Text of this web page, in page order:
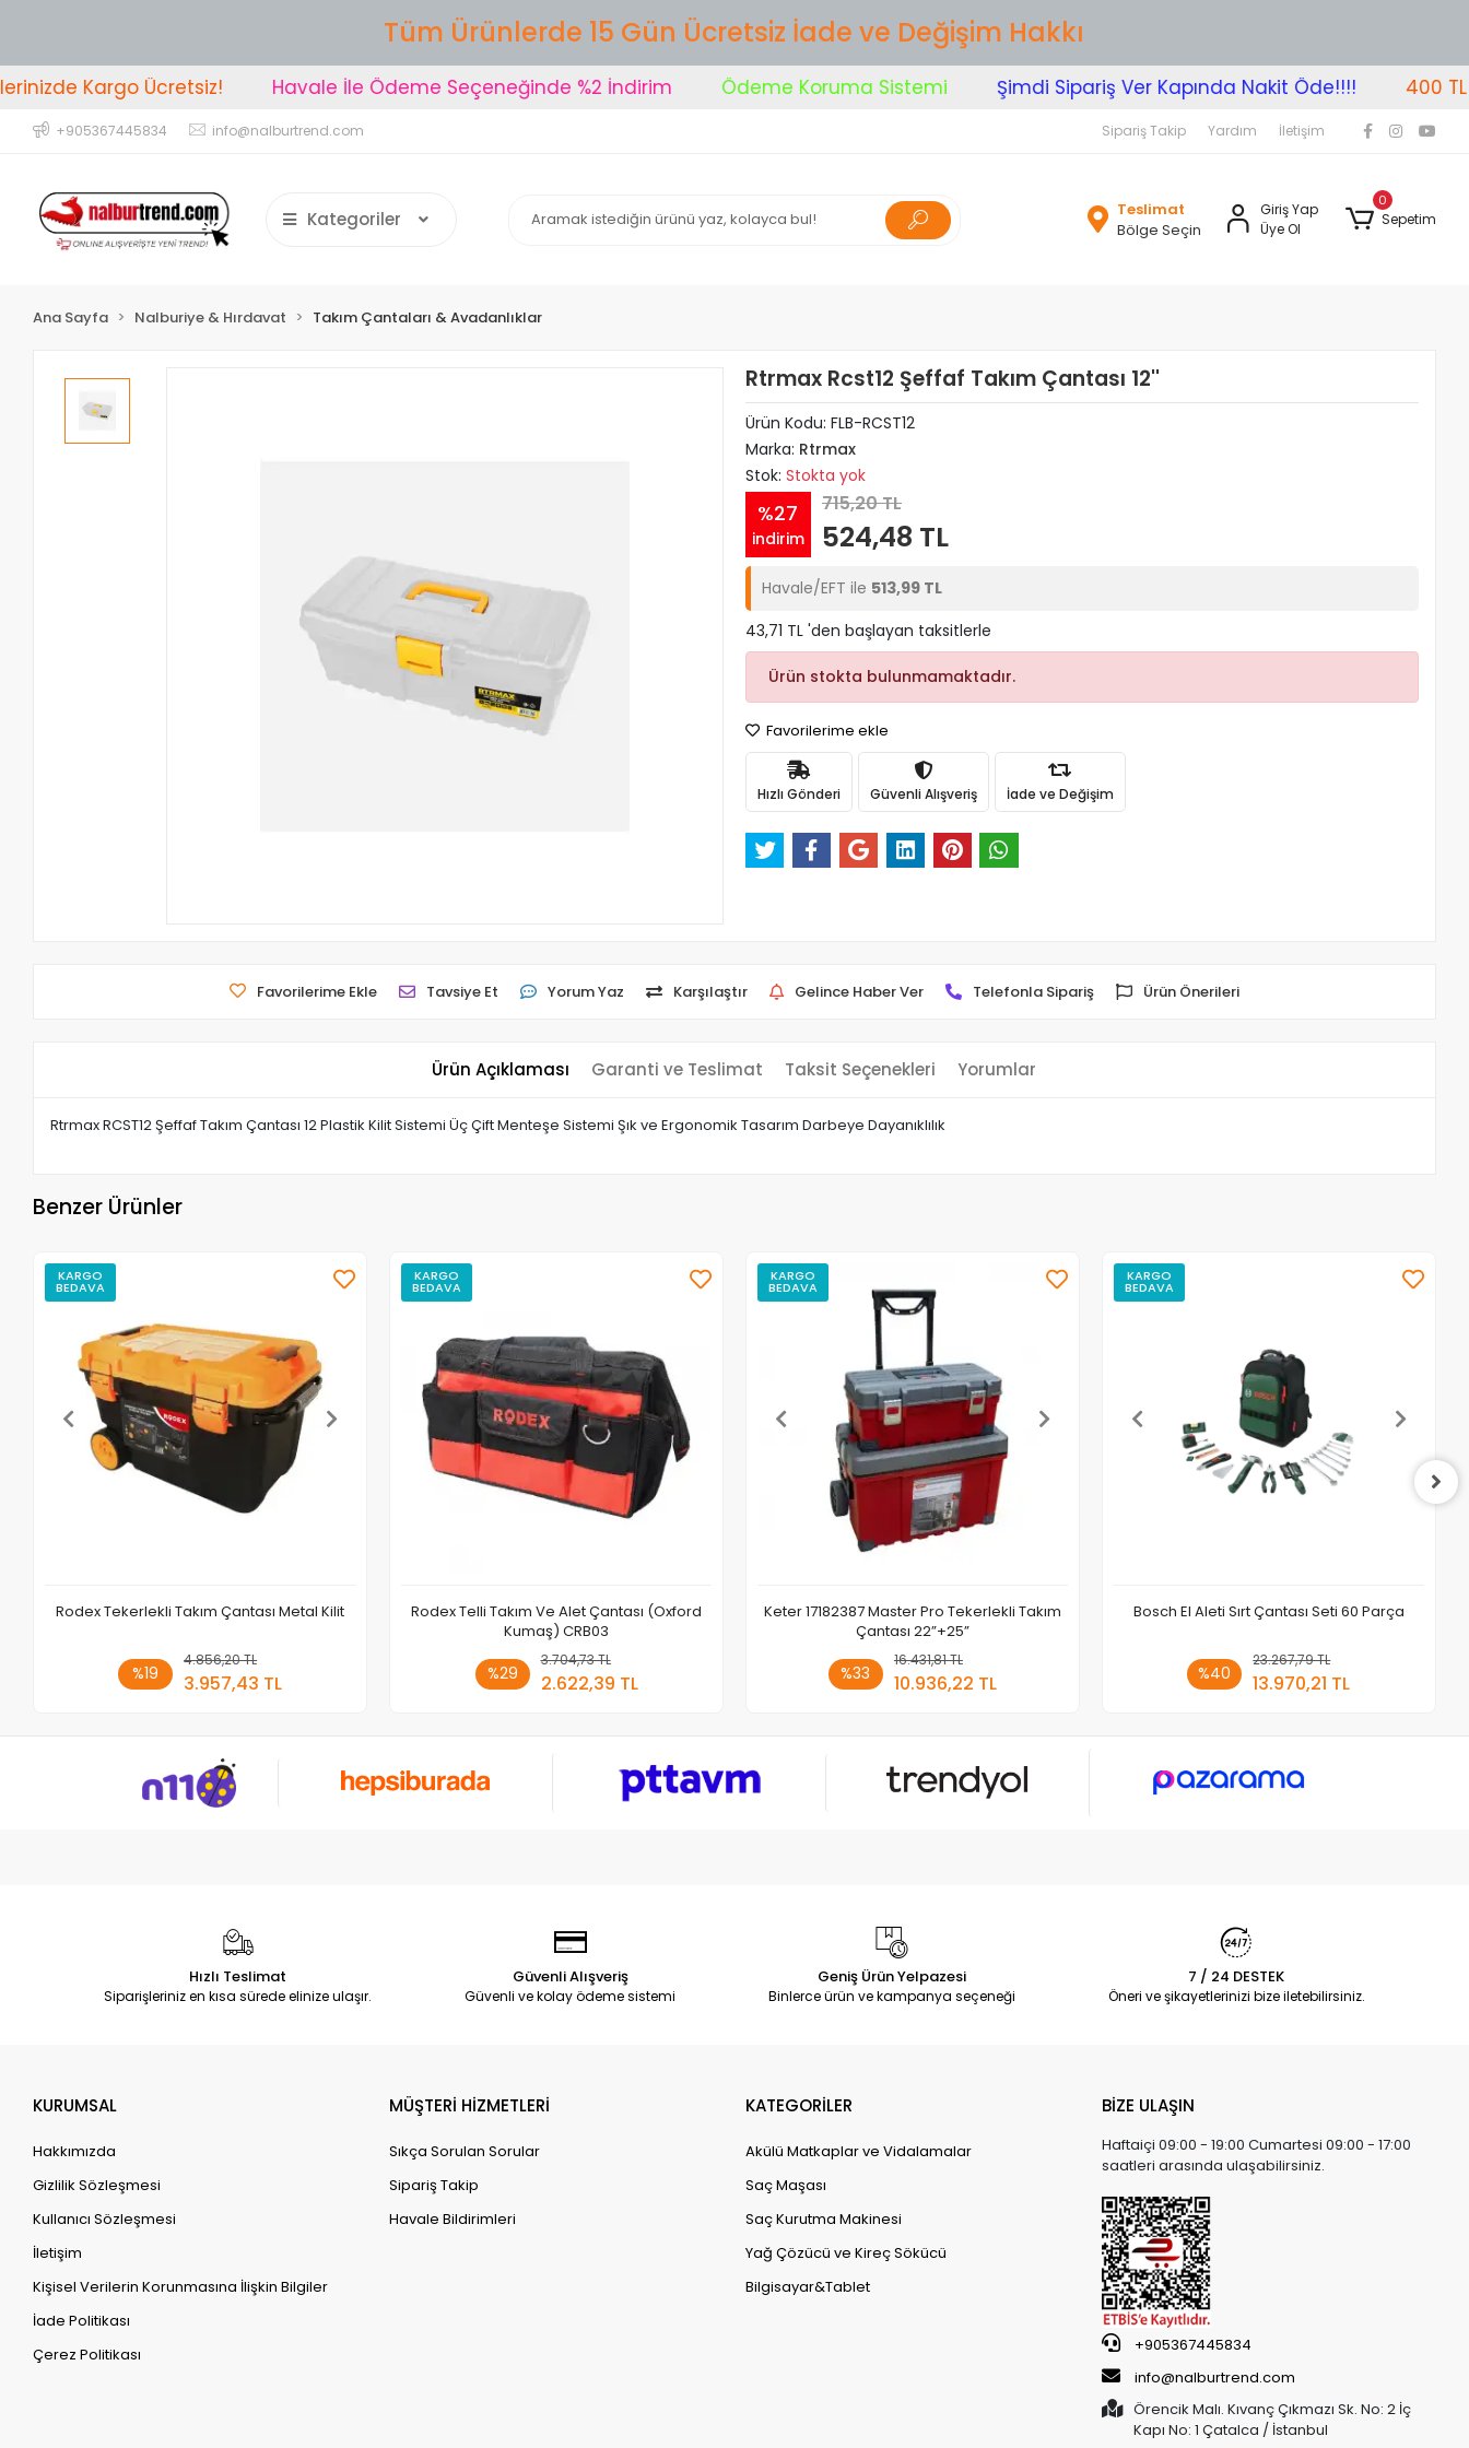
Tüm Ürünlerde 15 Gün Ücretsiz İade ve Değişim Hakkı
Kargo Ücretsiz! Havale İle Ödeme Seçeneğinde %2 İndirim Ödeme Koruma Sistemi Şimdi Sipariş Ver Kapında Nakit Öde!!!! 400 TL
+905367445834 info@nalburtrend.com Sipariş Takip Yardım İletişim
Kategoriler
Teslimat
Bölge Seçin
Giriş Yap
Üye Ol
0
Sepetim
Ana Sayfa Nalburiye & Hırdavat Takım Çantaları & Avadanlıklar
Rtrmax Rcst12 Şeffaf Takım Çantası 12''
Ürün Kodu: FLB-RCST12
Marka: Rtrmax
Stok: Stokta yok
%27
indirim
715,20 TL
524,48 TL
Havale/EFT ile 513,99 TL
43,71 TL 'den başlayan taksitlerle
Ürün stokta bulunmamaktadır.
Favorilerime ekle
Hızlı Gönderi Güvenli Alışveriş İade ve Değişim
Favorilerime Ekle Tavsiye Et Yorum Yaz Karşılaştır Gelince Haber Ver Telefonla Sipariş Ürün Önerileri
Ürün Açıklaması Garanti ve Teslimat Taksit Seçenekleri Yorumlar
Rtrmax RCST12 Şeffaf Takım Çantası 12 Plastik Kilit Sistemi Üç Çift Menteşe Sistemi Şık ve Ergonomik Tasarım Darbeye Dayanıklılık
Benzer Ürünler
KARGO
BEDAVA
Rodex Tekerlekli Takım Çantası Metal Kilit
%19
4.856,20 TL
3.957,43 TL
Sepete Ekle
KARGO
BEDAVA
Rodex Telli Takım Ve Alet Çantası (Oxford
Kumaş) CRB03
%29
3.704,73 TL
2.622,39 TL
Sepete Ekle
KARGO
BEDAVA
Keter 17182387 Master Pro Tekerlekli Takım
Çantası 22”+25”
%33
16.431,81 TL
10.936,22 TL
Sepete Ekle
KARGO
BEDAVA
Bosch El Aleti Sırt Çantası Seti 60 Parça
%40
23.267,79 TL
13.970,21 TL
Sepete Ekle
Hızlı Teslimat
Siparişleriniz en kısa sürede elinize ulaşır.
Güvenli Alışveriş
Güvenli ve kolay ödeme sistemi
Geniş Ürün Yelpazesi
Binlerce ürün ve kampanya seçeneği
7 / 24 DESTEK
Öneri ve şikayetlerinizi bize iletebilirsiniz.
KURUMSAL
Hakkımızda
Gizlilik Sözleşmesi
Kullanıcı Sözleşmesi
İletişim
Kişisel Verilerin Korunmasına İlişkin Bilgiler
İade Politikası
Çerez Politikası
MÜŞTERİ HİZMETLERİ
Sıkça Sorulan Sorular
Sipariş Takip
Havale Bildirimleri
KATEGORİLER
Akülü Matkaplar ve Vidalamalar
Saç Maşası
Saç Kurutma Makinesi
Yağ Çözücü ve Kireç Sökücü
Bilgisayar&Tablet
BİZE ULAŞIN
Haftaiçi 09:00 - 19:00 Cumartesi 09:00 - 17:00
saatleri arasında ulaşabilirsiniz.
+905367445834
info@nalburtrend.com
Örencik Malı. Kıvanç Çıkmazı Sk. No: 2 İç
Kapı No: 1 Çatalca / İstanbul